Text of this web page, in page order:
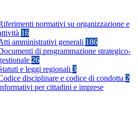
normativi su organizzazione e
16
amministrativi generali 186
di programmazione strategico-
26
e leggi regionali 3
disciplinare e codice di condotta 2
per cittadini e imprese